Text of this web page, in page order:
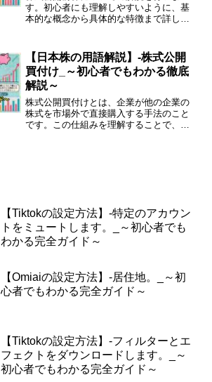
す。初心者にも理解しやすいように、基
本的な概念から具体的な特徴まで詳しく
開する前の段階で発行される株式のこと
を指します。この株式は主に...
【日本株の用語解説】-株式公開
買付け_～初心者でもわかる徹底
解説～
株式公開買付けとは、企業が他の企業の
株式を市場外で直接購入する手法のこと
です。この仕組みを理解することで、投
【Tiktokの設定方法】-特定のアカウン
トをミュートします。_～初心者でも
わかる完全ガイド～
【Omiaiの設定方法】-居住地。_～初
心者でもわかる完全ガイド～
【Tiktokの設定方法】-フィルターとエ
フェクトをダウンロードします。_～
初心者でもわかる完全ガイド～